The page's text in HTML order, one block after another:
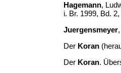
Hagemann,
i. Br. 1999, Bd.
Juergensmeyer
Der Koran
Der Koran.